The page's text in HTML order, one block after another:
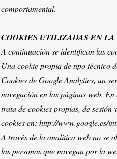
comportamental.
COOKIES UTILIZADAS EN LA
A continuación se identifican las
Una cookie propia de tipo técnico
Cookies de Google Analytics, un
navegación en las páginas web.
trata de cookies propias, de
cookies en: http://www.google.es/
A través de la analítica web no se
las personas que navegan por la